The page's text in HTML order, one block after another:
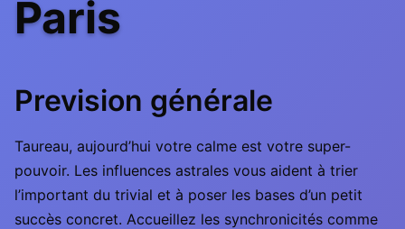
Paris
Prevision générale
Taureau, aujourd’hui votre calme est votre super-
pouvoir. Les influences astrales vous aident à trier
l’important du trivial et à poser les bases d’un petit
succès concret. Accueillez les synchronicités comme